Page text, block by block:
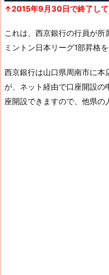
↑2015年9月30日で終了して
これは、西京銀行の行員が所
ミントン日本リーグ1部昇格
西京銀行は山口県周南市に本
が、ネット経由で口座開設の
座開設できますので、他県の